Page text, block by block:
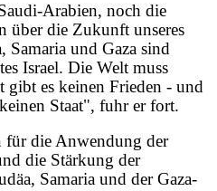
Arabien, noch die
über die Zukunft unseres
Samaria und Gaza sind
Israel. Die Welt muss
gibt es keinen Frieden - und
Staat", fuhr er fort.
für die Anwendung der
die Stärkung der
Samaria und der Gaza-